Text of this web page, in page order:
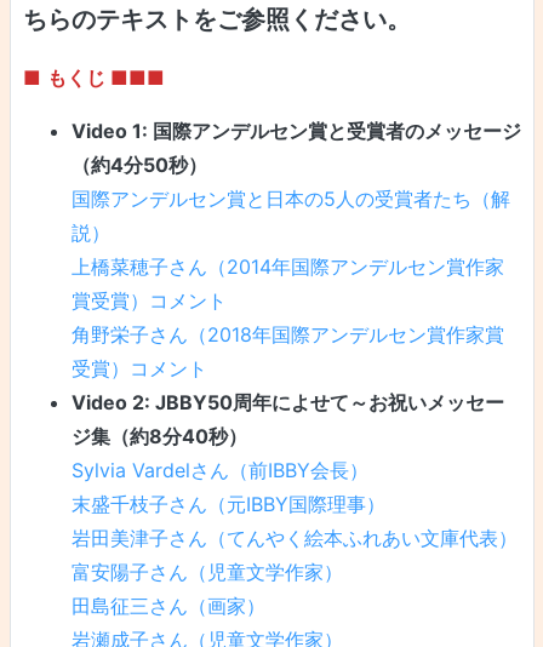
ちらのテキストをご参照ください。
■ もくじ ■■■
Video 1: 国際アンデルセン賞と受賞者のメッセージ
（約4分50秒）
国際アンデルセン賞と日本の5人の受賞者たち（解
説）
上橋菜穂子さん（2014年国際アンデルセン賞作家
賞受賞）コメント
角野栄子さん（2018年国際アンデルセン賞作家賞
受賞）コメント
Video 2: JBBY50周年によせて～お祝いメッセー
ジ集（約8分40秒）
Sylvia Vardelさん（前IBBY会長）
末盛千枝子さん（元IBBY国際理事）
岩田美津子さん（てんやく絵本ふれあい文庫代表）
富安陽子さん（児童文学作家）
田島征三さん（画家）
岩瀬成子さん（児童文学作家）